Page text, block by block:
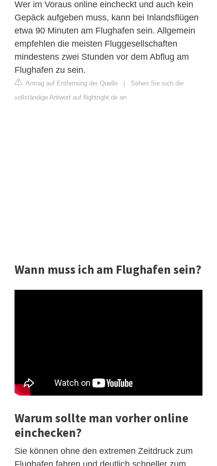
Wer im Voraus online eincheckt und auch kein
Gepäck aufgeben muss, kann bei Inlandsflügen
etwa 90 Minuten am Flughafen sein. Allgemein
empfehlen die meisten Fluggesellschaften
mindestens zwei Stunden vor dem Abflug am
Flughafen zu sein.
Antrag auf Entfernung der Quelle
Sehen Sie sich die
vollständige Antwort auf flightright.de an
Wann muss ich am Flughafen sein?
Warum sollte man vorher online
einchecken?
Sie können ohne den extremen Zeitdruck zum
Flughafen fahren und deutlich schneller zum